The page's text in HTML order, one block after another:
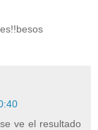
ve el resultado